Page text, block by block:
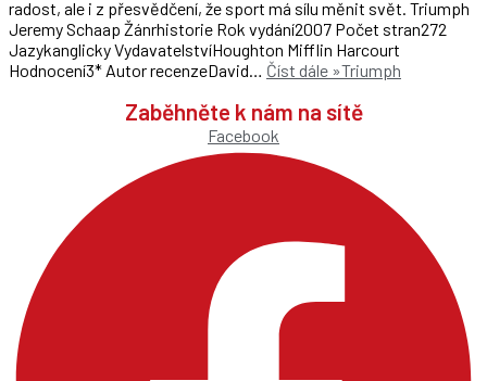
radost, ale i z přesvědčení, že sport má sílu měnit svět. Triumph
Jeremy Schaap Žánrhistorie Rok vydání2007 Počet stran272
Jazykanglicky VydavatelstvíHoughton Mifflin Harcourt
Hodnocení3* Autor recenzeDavid… Číst dále »Triumph
Zaběhněte k nám na sítě
Facebook